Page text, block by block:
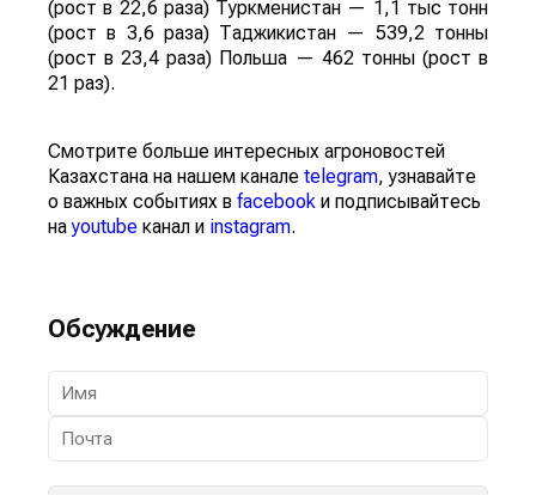
(рост в 22,6 раза) Туркменистан — 1,1 тыс тонн
(рост в 3,6 раза) Таджикистан — 539,2 тонны
(рост в 23,4 раза) Польша — 462 тонны (рост в
21 раз).
Смотрите больше интересных агроновостей
Казахстана на нашем канале telegram, узнавайте
о важных событиях в facebook и подписывайтесь
наyoutube канал и instagram.
Обсуждение